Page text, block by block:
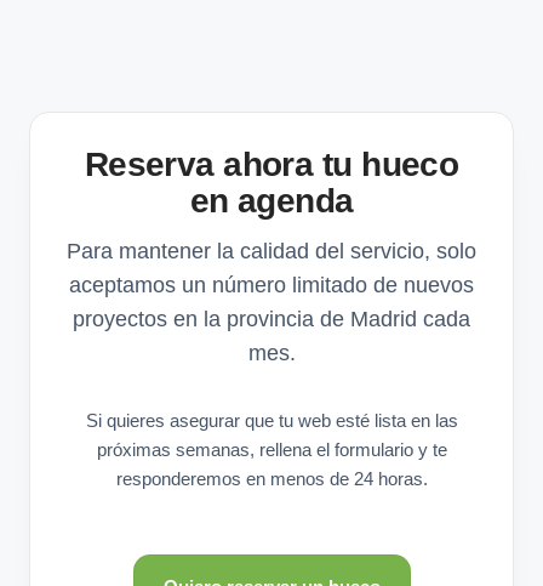
Reserva ahora tu hueco
en agenda
Para mantener la calidad del servicio, solo
aceptamos un número limitado de nuevos
proyectos en la provincia de Madrid cada
mes.
Si quieres asegurar que tu web esté lista en las
próximas semanas, rellena el formulario y te
responderemos en menos de 24 horas.